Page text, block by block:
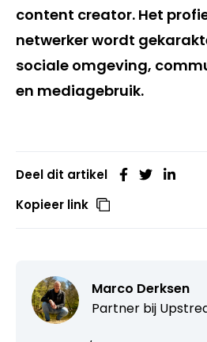
content creator. Het
netwerker wordt
sociale omgeving,
en mediagebruik.
Deel dit artikel
Kopieer link
Marco Derksen
Partner bij